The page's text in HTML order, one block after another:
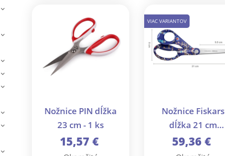
Nožnice PIN dĺžka
23 cm - 1 ks
15,57 €
VIAC VARIANTOV
Nožnice Fiskars
dĺžka 21 cm
dizajnové - 1 ks
59,36 €